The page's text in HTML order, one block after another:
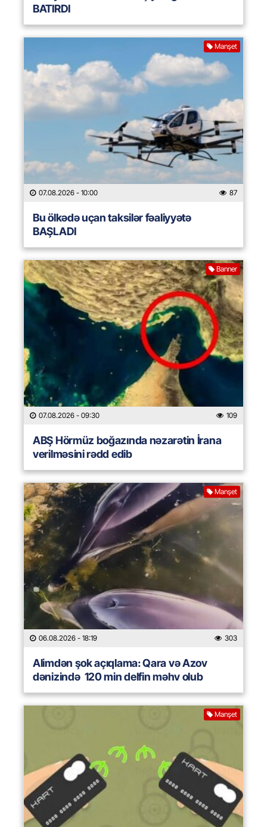
BATIRDI
Manşet
07.08.2026 - 10:00 87
Bu ölkədə uçan taksilər fəaliyyətə
BAŞLADI
Banner
07.08.2026 - 09:30 109
ABŞ Hörmüz boğazında nəzarətin İrana
verilməsini rədd edib
Manşet
06.08.2026 - 18:19 303
Alimdən şok açıqlama: Qara və Azov
dənizində 120 min delfin məhv olub
Manşet